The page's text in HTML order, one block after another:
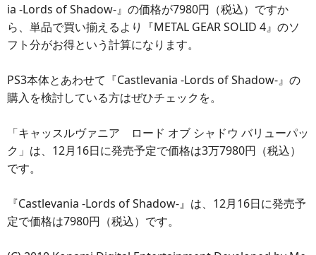
ia -Lords of Shadow-』の価格が7980円（税込）ですか
ら、単品で買い揃えるより『METAL GEAR SOLID 4』のソ
フト分がお得という計算になります。
PS3本体とあわせて『Castlevania -Lords of Shadow-』の
購入を検討している方はぜひチェックを。
「キャッスルヴァニア ロード オブ シャドウ バリューパッ
ク」は、12月16日に発売予定で価格は3万7980円（税込）
です。
『Castlevania -Lords of Shadow-』は、12月16日に発売予
定で価格は7980円（税込）です。